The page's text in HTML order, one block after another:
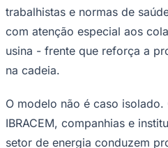
trabalhistas e normas de
com atenção especial aos
usina - frente que reforça a
na cadeia.
O modelo não é caso
IBRACEM, companhias e
setor de energia conduzem